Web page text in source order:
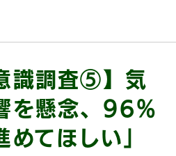
識調査⑤】気
を懸念、96%
めてほしい」